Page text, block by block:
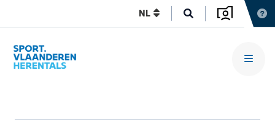
NL